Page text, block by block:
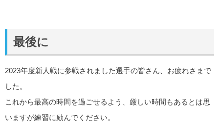
最後に
2023年度新人戦に参戦されました選手の皆さん、お疲れさまで
した。
これから最高の時間を過ごせるよう、厳しい時間もあるとは思
いますが練習に励んでください。